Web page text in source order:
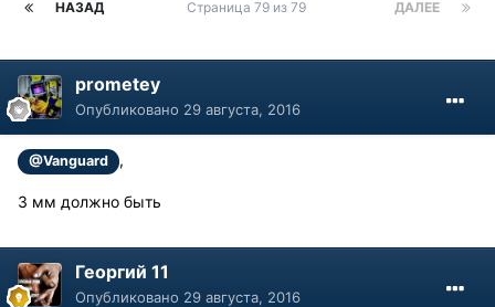
НАЗАД ДАЛЕЕ
Страница 79 из 79
prometey
Опубликовано 29 августа, 2016
@Vanguard ,
3 мм должно быть
Георгий 11
Опубликовано 29 августа, 2016